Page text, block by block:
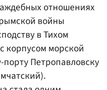
отношениях
войны
в Тихом
корпусом морской
порту Петропавловску